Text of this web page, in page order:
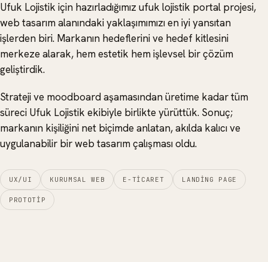
Ufuk Lojistik için hazırladığımız ufuk lojistik portal projesi,
web tasarım alanındaki yaklaşımımızı en iyi yansıtan
işlerden biri. Markanın hedeflerini ve hedef kitlesini
merkeze alarak, hem estetik hem işlevsel bir çözüm
geliştirdik.
Strateji ve moodboard aşamasından üretime kadar tüm
süreci Ufuk Lojistik ekibiyle birlikte yürüttük. Sonuç;
markanın kişiliğini net biçimde anlatan, akılda kalıcı ve
uygulanabilir bir web tasarım çalışması oldu.
UX/UI KURUMSAL WEB E-TICARET LANDING PAGE
PROTOTIP